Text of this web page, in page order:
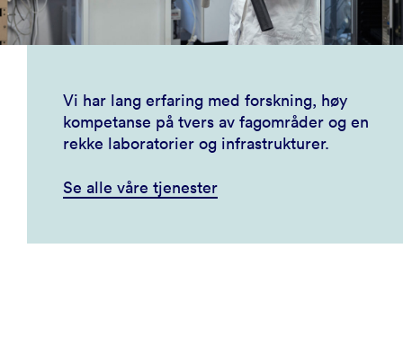
Vi har lang erfaring med forskning, høy
kompetanse på tvers av fagområder og en
rekke laboratorier og infrastrukturer.
Se alle våre tjenester